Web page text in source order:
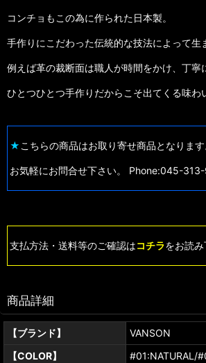
コンチョもこの為に作られた日本製。
手作りにこだわった伝統的な技法によって生
例えば革の裁断面は職人が時間をかけ、丁寧
ひとつひとつ手作りだからこそ出てくる味わ
★ こちらの商品はお取り寄せ商品となります
お気軽にお問合せ下さい。 Phone:045-
支払方法・送料等のご確認はコチラをお読み
商品詳細
【ブランド】
VANSON
【COLOR】
#01:NATURAL/